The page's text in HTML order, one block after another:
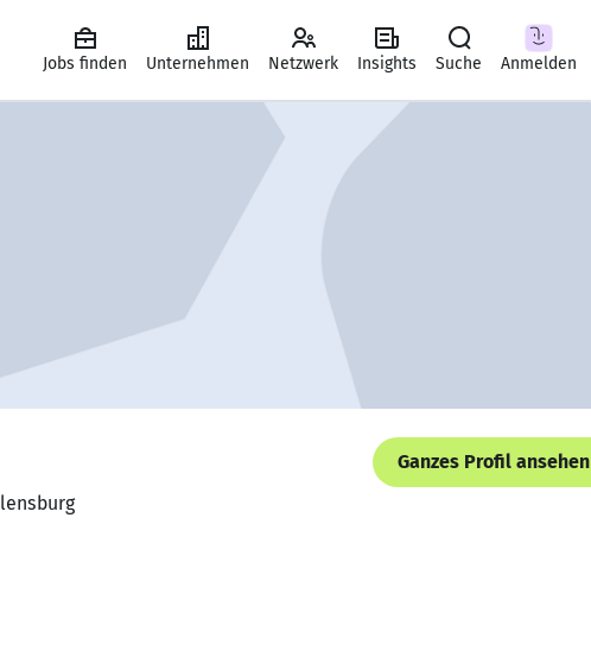
Jobs finden Unternehmen Netzwerk Insights Suche Anmelden
Ganzes Profil ansehen